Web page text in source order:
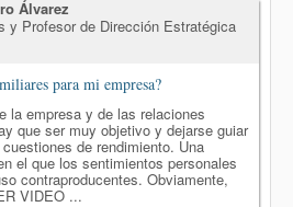
Álvarez
y Profesor de Dirección Estratégica
para mi empresa?
la empresa y de las relaciones
que ser muy objetivo y dejarse guiar
de rendimiento. Una
el que los sentimientos personales
contraproducentes. Obviamente,
VIDEO ...